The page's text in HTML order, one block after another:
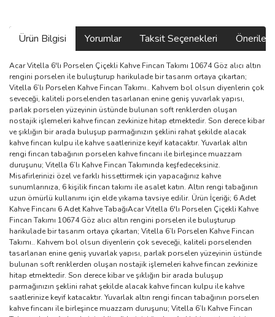
Ürün Bilgisi Yorumlar Taksit Seçenekleri
Acar Vitella 6'lı Porselen Çiçekli Kahve Fincan Takımı 10674 Göz alıcı altın
rengini porselen ile buluşturup harikulade bir tasarım ortaya çıkartan;
Vitella 6’lı Porselen Kahve Fincan Takımı.. Kahvem bol olsun diyenlerin çok
seveceği, kaliteli porselenden tasarlanan enine geniş yuvarlak yapısı,
parlak porselen yüzeyinin üstünde bulunan soft renklerden oluşan
nostajik işlemeleri kahve fincan zevkinize hitap etmektedir. Son derece kibar
ve şıklığın bir arada buluşup parmağınızın şeklini rahat şekilde alacak
kahve fincan kulpu ile kahve saatlerinize keyif katacaktır. Yuvarlak altın
rengi fincan tabağının porselen kahve fincanı ile birleşince muazzam
duruşunu; Vitella 6’lı Kahve Fincan Takımında keşfedeceksiniz.
Misafirlerinizi özel ve farklı hissettirmek için yapacağınız kahve
sunumlarınıza, 6 kişilik fincan takımı ile asalet katın. Altın rengi tabağının
uzun ömürlü kullanımı için elde yıkama tavsiye edilir. Ürün İçeriği; 6 Adet
Kahve Fincanı 6 Adet Kahve TabağıAcar Vitella 6'lı Porselen Çiçekli Kahve
Fincan Takımı 10674 Göz alıcı altın rengini porselen ile buluşturup
harikulade bir tasarım ortaya çıkartan; Vitella 6’lı Porselen Kahve Fincan
Takımı.. Kahvem bol olsun diyenlerin çok seveceği, kaliteli porselenden
tasarlanan enine geniş yuvarlak yapısı, parlak porselen yüzeyinin üstünde
bulunan soft renklerden oluşan nostajik işlemeleri kahve fincan zevkinize
hitap etmektedir. Son derece kibar ve şıklığın bir arada buluşup
parmağınızın şeklini rahat şekilde alacak kahve fincan kulpu ile kahve
saatlerinize keyif katacaktır. Yuvarlak altın rengi fincan tabağının porselen
kahve fincanı ile birleşince muazzam duruşunu; Vitella 6’lı Kahve Fincan